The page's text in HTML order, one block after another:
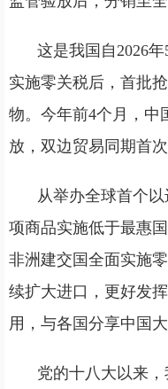
这是我国自2026
实施零关税后，首批
物。今年前4个月，中
放，双边贸易同期首次
从举办全球首个
项商品实施低于最惠
非洲建交国全面实施
续扩大进口，更好发
用，与各国分享中国大
党的十八大以来